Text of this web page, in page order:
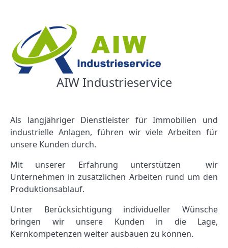
AIW Industrieservice
Als langjähriger Dienstleister für Immobilien und
industrielle Anlagen, führen wir viele Arbeiten für
unsere Kunden durch.
Mit unserer Erfahrung unterstützen wir
Unternehmen in zusätzlichen Arbeiten rund um den
Produktionsablauf.
Unter Berücksichtigung individueller Wünsche
bringen wir unsere Kunden in die Lage,
Kernkompetenzen weiter ausbauen zu können.